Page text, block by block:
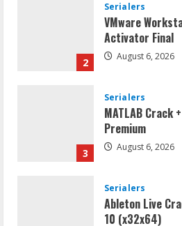
2
Serialers
VMware
Activator Final
August 6, 2026
3
Serialers
MATLAB Crack
Premium
August 6, 2026
Serialers
Ableton Live
10 (x32x64)